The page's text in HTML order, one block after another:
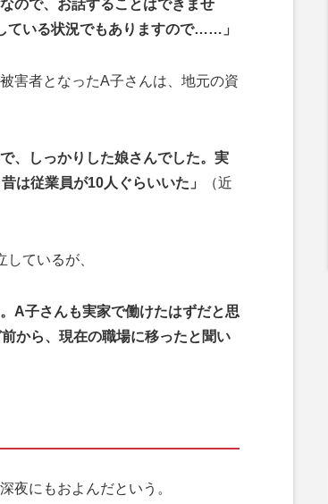
e
ので、お話することはできませ
ている状況でもありますので……」
害者となったA子さんは、地元の資
、しっかりした娘さんでした。実
は従業員が10人ぐらいいた」
（近
ているが、
A子さんも実家で働けたはずだと思
から、現在の職場に移ったと聞い
夜にもおよんだという。